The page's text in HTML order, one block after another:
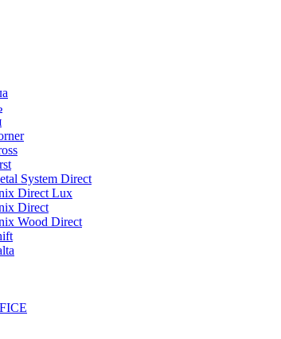
System Direct
Direct Lux
Direct
Wood Direct